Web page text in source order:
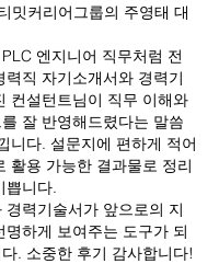
밋커리어그룹의 주영태 대
엔지니어 직무처럼 전
력직 자기소개서와 경력기
컨설턴트님이 직무 이해와
잘 반영해드렸다는 말씀
니다. 설문지에 편하게 적어
활용 가능한 결과물로 정리
쁩니다.
경력기술서가 앞으로의 지
명하게 보여주는 도구가 되
. 소중한 후기 감사합니다!